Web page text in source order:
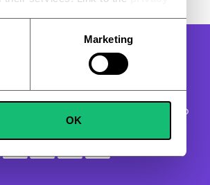
Marketing
OK
ALLA CONSEGNA
i pagamenti con carta in modo